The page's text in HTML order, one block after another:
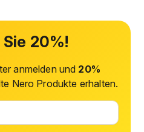
20%!
anmelden und 20%
Nero Produkte erhalten.